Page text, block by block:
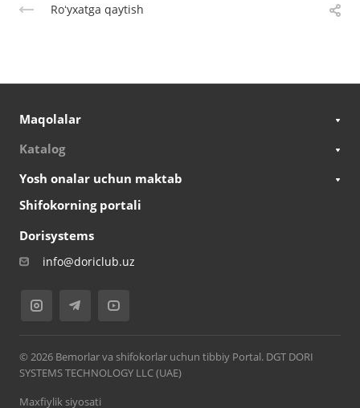
Roʻyxatga qaytish
Maqolalar
Katalog
Yosh onalar uchun maktab
Shifokorning portali
Dorisystems
info@doriclub.uz
© 2026 Bemorlar va shifokorlar uchun tibbiy Portal. DGT DORI
SYSTEMS TECHNOLOGY LLC (UAE)
Maxfiylik siyosati